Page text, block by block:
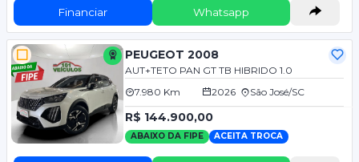
Financiar Whatsapp
PEUGEOT 2008
AUT+TETO PAN GT TB HIBRIDO 1.0
7.980 Km
2026 São José/SC
R$ 144.900,00
ABAIXO DA FIPE ACEITA TROCA